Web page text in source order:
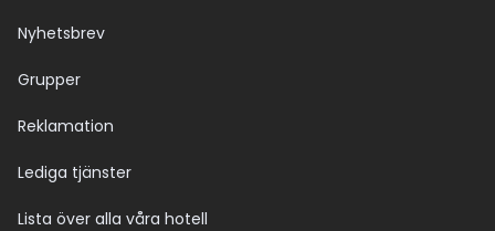
Nyhetsbrev
Grupper
Reklamation
Lediga tjänster
Lista över alla våra hotell